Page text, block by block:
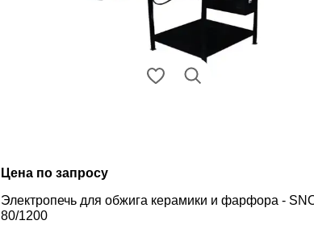
Цена по запросу
Электропечь для обжига керамики и фарфора -
80/1200